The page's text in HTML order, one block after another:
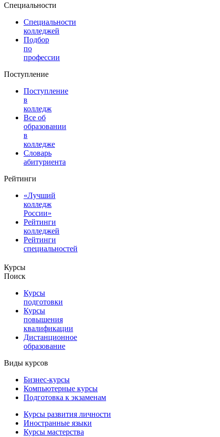
Специальности
Специальности
колледжей
Подбор
по
профессии
Поступление
Поступление
в
колледж
Все об
образовании
в
колледже
Словарь
абитуриента
Рейтинги
«Лучший
колледж
России»
Рейтинги
колледжей
Рейтинги
специальностей
Курсы
Поиск
Курсы
подготовки
Курсы
повышения
квалификации
Дистанционное
образование
Виды курсов
Бизнес-курсы
Компьютерные курсы
Подготовка к экзаменам
Курсы развития личности
Иностранные языки
Курсы мастерства